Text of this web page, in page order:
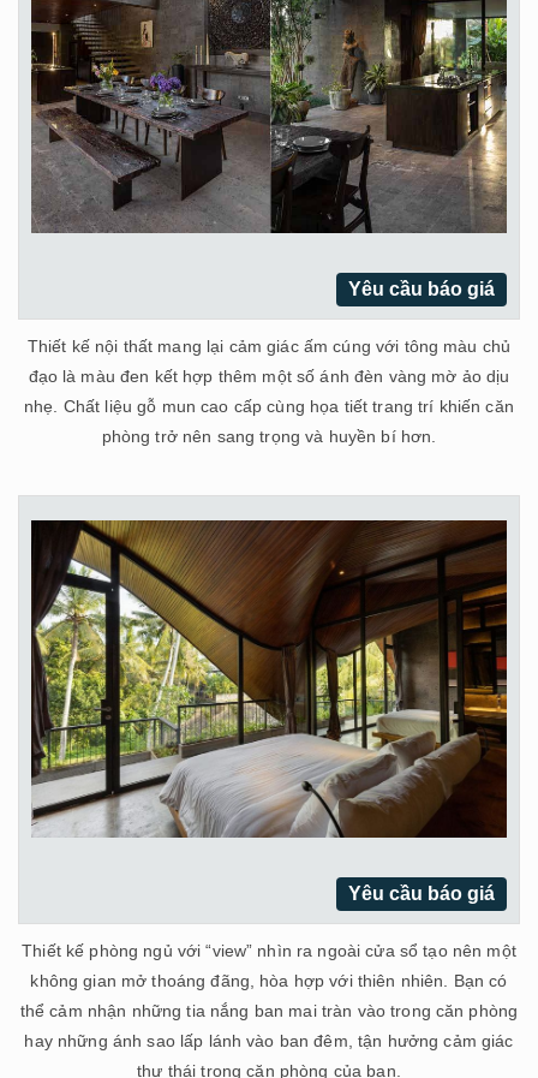
Yêu cầu báo giá
Thiết kế nội thất mang lại cảm giác ấm cúng với tông màu chủ
đạo là màu đen kết hợp thêm một số ánh đèn vàng mờ ảo dịu
nhẹ. Chất liệu gỗ mun cao cấp cùng họa tiết trang trí khiến căn
phòng trở nên sang trọng và huyền bí hơn.
Yêu cầu báo giá
Thiết kế phòng ngủ với “view” nhìn ra ngoài cửa sổ tạo nên một
không gian mở thoáng đãng, hòa hợp với thiên nhiên. Bạn có
thể cảm nhận những tia nắng ban mai tràn vào trong căn phòng
hay những ánh sao lấp lánh vào ban đêm, tận hưởng cảm giác
thư thái trong căn phòng của bạn.